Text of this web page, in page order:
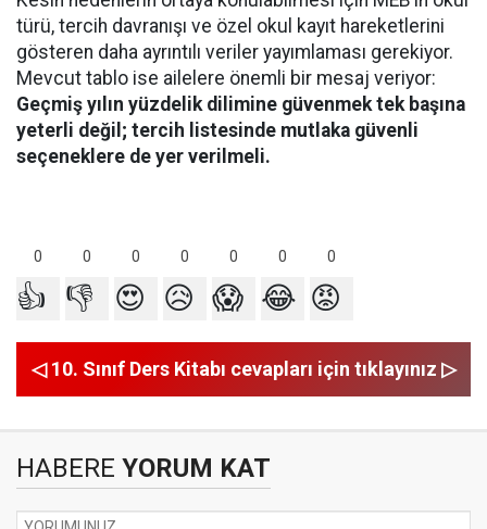
türü, tercih davranışı ve özel okul kayıt hareketlerini
gösteren daha ayrıntılı veriler yayımlaması gerekiyor.
Mevcut tablo ise ailelere önemli bir mesaj veriyor:
Geçmiş yılın yüzdelik dilimine güvenmek tek başına
yeterli değil; tercih listesinde mutlaka güvenli
seçeneklere de yer verilmeli.
0 0 0 0 0 0 0
👍 👎 😍 😥 😱 😂 😡
◁ 10. Sınıf Ders Kitabı cevapları için tıklayınız ▷
HABERE YORUM KAT